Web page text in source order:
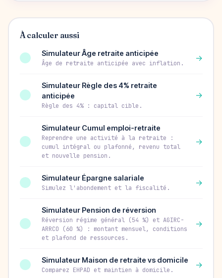
À calculer aussi
Simulateur Âge retraite anticipée
Âge de retraite anticipée avec inflation.
→
Simulateur Règle des 4% retraite
anticipée
Règle des 4% : capital cible.
→
Simulateur Cumul emploi-retraite
Reprendre une activité à la retraite :
cumul intégral ou plafonné, revenu total
et nouvelle pension.
→
Simulateur Épargne salariale
Simulez l'abondement et la fiscalité.
→
Simulateur Pension de réversion
Réversion régime général (54 %) et AGIRC-
ARRCO (60 %) : montant mensuel, conditions
et plafond de ressources.
→
Simulateur Maison de retraite vs domicile
Comparez EHPAD et maintien à domicile.
→